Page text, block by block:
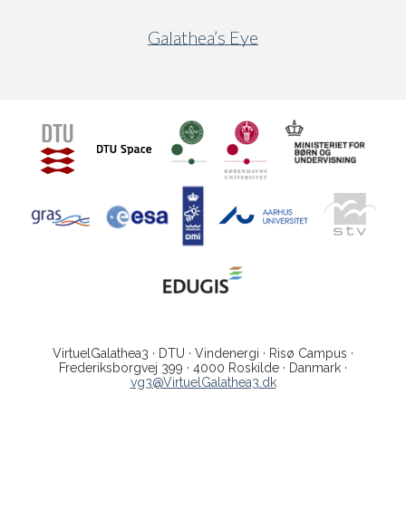
Galathea’s Eye
VirtuelGalathea3 · DTU · Vindenergi · Risø Campus ·
Frederiksborgvej 399 · 4000 Roskilde · Danmark ·
vg3@VirtuelGalathea3.dk